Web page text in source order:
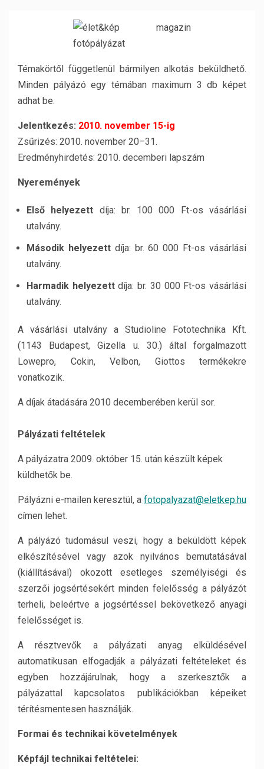
Témakörtől függetlenül bármilyen alkotás beküldhető.
Minden pályázó egy témában maximum 3 db képet
adhat be.
Jelentkezés: 2010. november 15-ig
Zsűrizés: 2010. november 20–31.
Eredményhirdetés: 2010. decemberi lapszám
Nyeremények
Első helyezett díja: br. 100 000 Ft-os vásárlási
utalvány.
Második helyezettdíja: br. 60 000 Ft-os vásárlási
utalvány.
Harmadik helyezettdíja: br. 30 000 Ft-os vásárlási
utalvány.
A vásárlási utalvány a Studioline Fototechnika Kft.
(1143 Budapest, Gizella u. 30.) által forgalmazott
Lowepro, Cokin, Velbon, Giottos termékekre
vonatkozik.
A díjak átadására 2010 decemberében kerül sor.
Pályázati feltételek
A pályázatra 2009. október 15. után készült képek
küldhetők be.
Pályázni e-mailen keresztül, a fotopalyazat@eletkep.hu
címen lehet.
A pályázó tudomásul veszi, hogy a beküldött képek
elkészítésével vagy azok nyilvános bemutatásával
(kiállításával) okozott esetleges személyiségi és
szerzői jogsértésekért minden felelősség a pályázót
terheli, beleértve a jogsértéssel bekövetkező anyagi
felelősséget is.
A résztvevők a pályázati anyag elküldésével
automatikusan elfogadják a pályázati feltételeket és
egyben hozzájárulnak, hogy a szerkesztők a
pályázattal kapcsolatos publikációkban képeiket
térítésmentesen használják.
Formai és technikai követelmények
Képfájl technikai feltételei: